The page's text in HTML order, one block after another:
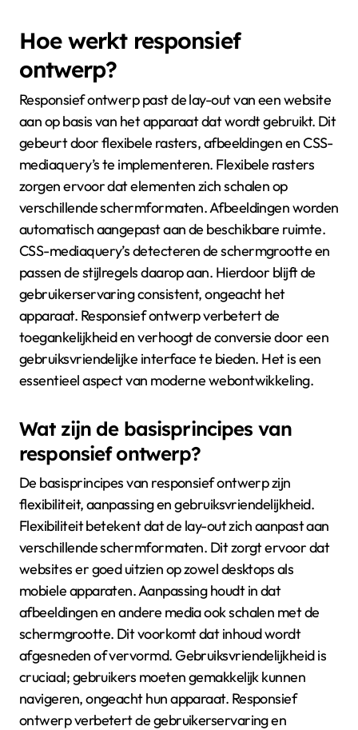
Hoe werkt responsief
ontwerp?
Responsief ontwerp past de lay-out van een website
aan op basis van het apparaat dat wordt gebruikt. Dit
gebeurt door flexibele rasters, afbeeldingen en CSS-
mediaquery’s te implementeren. Flexibele rasters
zorgen ervoor dat elementen zich schalen op
verschillende schermformaten. Afbeeldingen worden
automatisch aangepast aan de beschikbare ruimte.
CSS-mediaquery’s detecteren de schermgrootte en
passen de stijlregels daarop aan. Hierdoor blijft de
gebruikerservaring consistent, ongeacht het
apparaat. Responsief ontwerp verbetert de
toegankelijkheid en verhoogt de conversie door een
gebruiksvriendelijke interface te bieden. Het is een
essentieel aspect van moderne webontwikkeling.
Wat zijn de basisprincipes van
responsief ontwerp?
De basisprincipes van responsief ontwerp zijn
flexibiliteit, aanpassing en gebruiksvriendelijkheid.
Flexibiliteit betekent dat de lay-out zich aanpast aan
verschillende schermformaten. Dit zorgt ervoor dat
websites er goed uitzien op zowel desktops als
mobiele apparaten. Aanpassing houdt in dat
afbeeldingen en andere media ook schalen met de
schermgrootte. Dit voorkomt dat inhoud wordt
afgesneden of vervormd. Gebruiksvriendelijkheid is
cruciaal; gebruikers moeten gemakkelijk kunnen
navigeren, ongeacht hun apparaat. Responsief
ontwerp verbetert de gebruikerservaring en